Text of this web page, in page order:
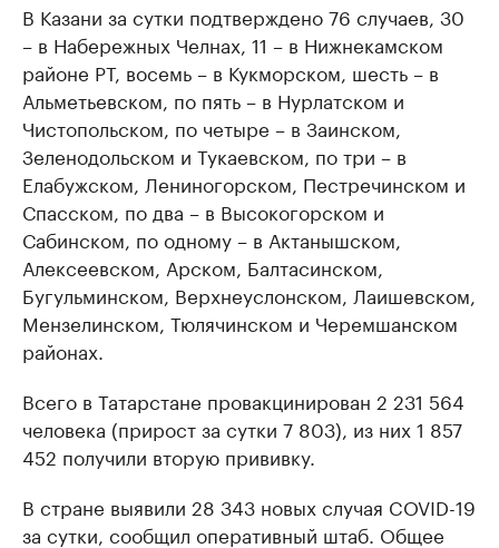
В Казани за сутки подтверждено 76 случаев, 30
– в Набережных Челнах, 11 – в Нижнекамском
районе РТ, восемь – в Кукморском, шесть – в
Альметьевском, по пять – в Нурлатском и
Чистопольском, по четыре – в Заинском,
Зеленодольском и Тукаевском, по три – в
Елабужском, Лениногорском, Пестречинском и
Спасском, по два – в Высокогорском и
Сабинском, по одному – в Актанышском,
Алексеевском, Арском, Балтасинском,
Бугульминском, Верхнеуслонском, Лаишевском,
Мензелинском, Тюлячинском и Черемшанском
районах.
Всего в Татарстане провакцинирован 2 231 564
человека (прирост за сутки 7 803), из них 1 857
452 получили вторую прививку.
В стране выявили 28 343 новых случая COVID-19
за сутки, сообщил оперативный штаб. Общее